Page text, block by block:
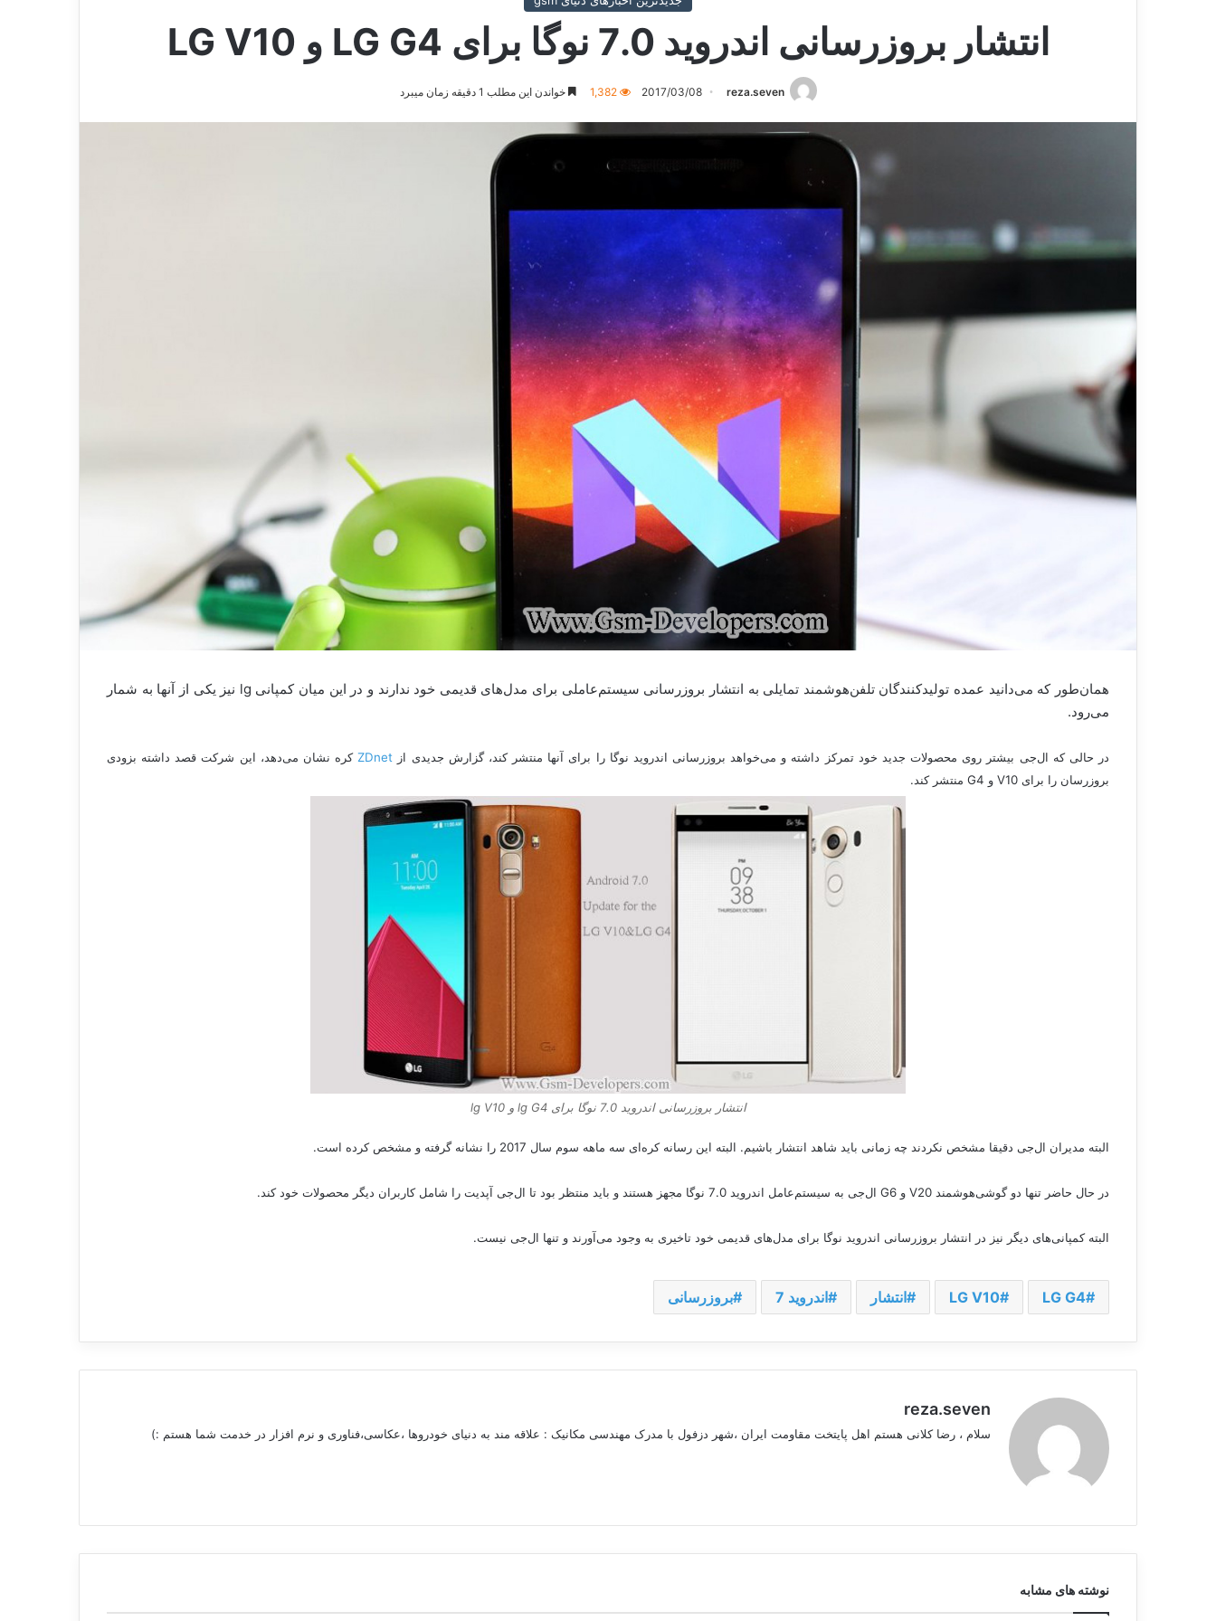
انتشار بروزرسانی اندروید 7.0 نوگا برای LG G4 و LG V10
reza.seven
2017/03/08
1,382 خواندن این مطلب 1 دقیقه زمان میبرد
همان‌طور که می‌دانید عمده تولیدکنندگان تلفن‌هوشمند تمایلی به انتشار بروزرسانی سیستم‌عاملی برای مدل‌های قدیمی خود ندارند و در این میان کمپانی lg نیز یکی از آنها به شمار
می‌رود.
در حالی که ال‌جی بیشتر روی محصولات جدید خود تمرکز داشته و می‌خواهد بروزرسانی اندروید نوگا را برای آنها منتشر کند، گزارش جدیدی از ZDnet کره نشان می‌دهد، این شرکت قصد داشته بزودی
بروزرسان را برای V10 و G4 منتشر کند.
انتشار بروزرسانی اندروید 7.0 نوگا برای lg G4 و lg V10
البته مدیران ال‌جی دقیقا مشخص نکردند چه زمانی باید شاهد انتشار باشیم. البته این رسانه کره‌ای سه ماهه سوم سال 2017 را نشانه گرفته و مشخص کرده است.
در حال حاضر تنها دو گوشی‌هوشمند V20 و G6 ال‌جی به سیستم‌عامل اندروید 7.0 نوگا مجهز هستند و باید منتظر بود تا ال‌جی آپدیت را شامل کاربران دیگر محصولات خود کند.
البته کمپانی‌های دیگر نیز در انتشار بروزرسانی اندروید نوگا برای مدل‌های قدیمی خود تاخیری به وجود می‌آورند و تنها ال‌جی نیست.
LG G4
LG V10 انتشار اندروید 7 بروزرسانی
reza.seven
سلام ، رضا کلانی هستم اهل پایتخت مقاومت ایران ،شهر دزفول با مدرک مهندسی مکانیک : علاقه مند به دنیای خودروها ،عکاسی،فناوری و نرم افزار در خدمت شما هستم :)
نوشته های مشابه